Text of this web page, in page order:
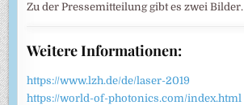
Zu der Pressemitteilung gibt es zwei Bilder.
Weitere Informationen:
https://www.lzh.de/de/laser-2019
https://world-of-photonics.com/index.html